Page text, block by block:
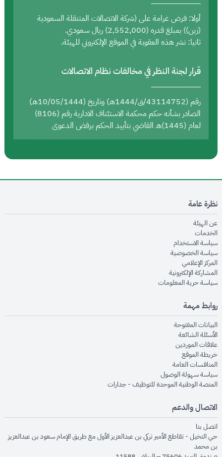
أولا: فرض غرامة على (شركة الاتصالات المتنقلة السعودية
(زين)) بمبلغ قدره (2,552,000) ريال سعودي.
ثانيا: نشر هذه العقوبة في الموقع الإلكتروني للهيئة.
قرار لجنة النظر في مخالفات نظام الاتصالات
رقم (43114752/ق/1444هـ) وتاريخ (10/05/1444هـ)
الصادر بشأنه حكم محكمة الاستئناف الادارية رقم (8106)
لعام (1445)هـ القاضي بتأييد الحكم برفض الدعوى
نظرة عامة
عن الهيئةopens in new window
الخدماتopens in new window
سياسة الاستخدام
سياسة الخصوصيةopens in new window
المركز الإعلاميopens in new window
المشاركة الإلكترونيةopens in new window
سياسة حرية المعلوماتopens in new window
روابط مهمة
البيانات المفتوحةopens in new window
الأسئلة الشائعةopens in new window
علاقات الموردينopens in new window
خريطة الموقعopens in new window
المنافسات العامةopens in new window
سياسة سهولة الوصولopens in new window
المنصة الوطنية الموحدة للتوظيف - جداراتopens in new window
الاتصال والدعم
اتصل بنا
حي النخيل - تقاطع الأمير تركي بن عبدالعزيز الأول مع طريق الإمام سعود بن عبدالعزيز
بن محمد